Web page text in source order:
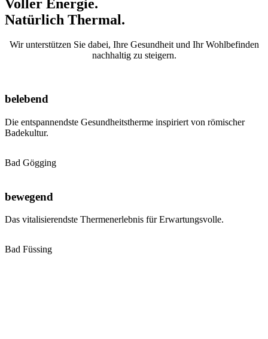
Voller Energie.
Natürlich Thermal.
Wir unterstützen Sie dabei, Ihre Gesundheit und Ihr Wohlbefinden
nachhaltig zu steigern.
belebend
Die entspannendste Gesundheitstherme inspiriert von römischer
Badekultur.
Bad Gögging
bewegend
Das vitalisierendste Thermenerlebnis für Erwartungsvolle.
Bad Füssing